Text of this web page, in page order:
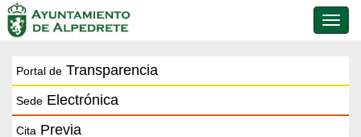
de
Portal de Transparencia
Sede Electrónica
Cita Previa